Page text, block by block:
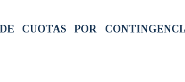
CUOTAS POR